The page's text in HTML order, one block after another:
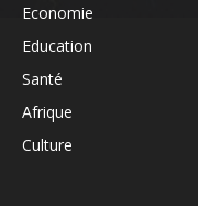
Economie
Education
Santé
Afrique
Culture